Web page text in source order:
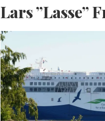
Lars ”Lasse”